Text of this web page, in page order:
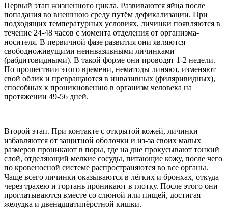
Первый этап жизненного цикла. Развиваются яйца после
попадания во внешнюю среду путём дефикализации. При
подходящих температурных условиях, личинки появляются в
течение 24-48 часов с момента отделения от организма-
носителя. В первичной фазе развития они являются
свободноживущими неинвазивными личинками
(рабдитовидными). В такой форме они проводят 1-2 недели.
По прошествии этого времени, нематоды линяют, изменяют
свой облик и превращаются в инвазивных (филяривидных),
способных к проникновению в организм человека на
протяжении 49-56 дней.
Второй этап. При контакте с открытой кожей, личинки
избавляются от защитной оболочки и из-за своих малых
размеров проникают в поры, где на дне прокусывают тонкий
слой, отделяющий мелкие сосуды, питающие кожу, после чего
по кровеносной системе распространяются во все органы.
Чаще всего личинки оказываются в лёгких и бронхах, откуда
через трахею и гортань проникают в глотку. После этого они
проглатываются вместе со слюной или пищей, достигая
желудка и двенадцатипёрстной кишки.